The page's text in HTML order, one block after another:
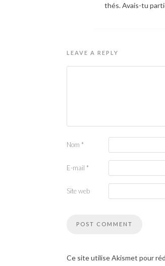
thés. Avais-tu
LEAVE A REPLY
Nom *
E-mail *
Site web
Ce site utilise Akismet pour